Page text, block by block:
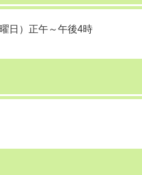
日）正午～午後4時